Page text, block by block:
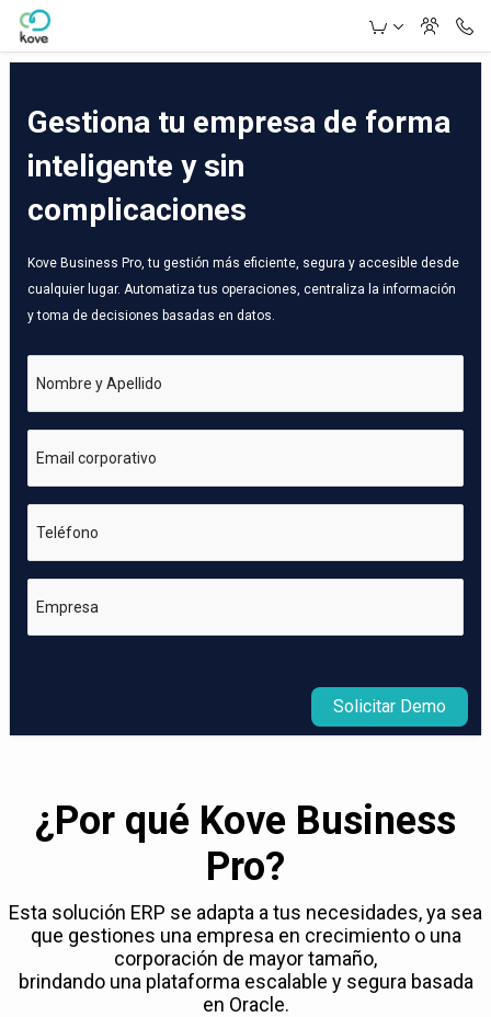
Skip to Main Content
Gestiona tu empresa de forma
inteligente y sin
complicaciones
Kove Business Pro, tu gestión más eficiente, segura y accesible desde
cualquier lugar. Automatiza tus operaciones, centraliza la información
y toma de decisiones basadas en datos.
Nombre y Apellido
Email corporativo
Teléfono
Empresa
Solicitar Demo
¿Por qué Kove Business
Pro?
Esta solución ERP se adapta a tus necesidades, ya sea
que gestiones una empresa en crecimiento o una
corporación de mayor tamaño,
brindando una plataforma escalable y segura basada
en Oracle.